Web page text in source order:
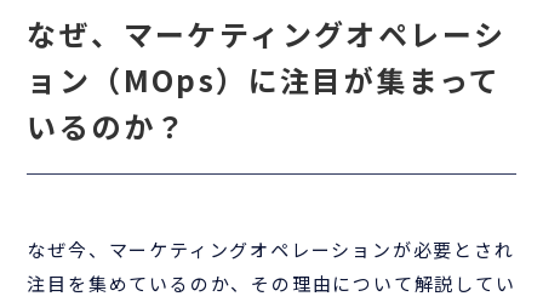
なぜ、マーケティングオペレーシ
ョン（MOps）に注目が集まって
いるのか？
なぜ今、マーケティングオペレーションが必要とされ
注目を集めているのか、その理由について解説してい